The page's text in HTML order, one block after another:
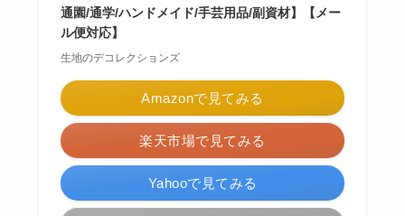
通園/通学/ハンドメイド/手芸用品/副資材】【メー
ル便対応】
生地のデコレクションズ
Amazonで見てみる
楽天市場で見てみる
Yahooで見てみる